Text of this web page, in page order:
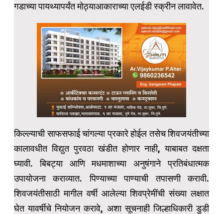
गडाच्या पायथ्यापर्यंत मोठ्याआकाराच्या एलईडी स्क्रीन लावावेत.
किल्ल्याची साफसफाई चांगल्या प्रकारे होईल तसेच शिवजयंतीच्या
कालावधीत विद्युत पुरवठा खंडीत होणार नाही, याबाबत दक्षता
घ्यावी. बिबट्या आणि मधमाशाच्या अनुषंगाने प्रतिबंधात्मक
उपायोजना कराव्यात. पिण्याच्या पाण्याची तपासणी करावी.
शिवजयंतीसाठी मागील वर्षी आलेल्या शिवप्रेमींची संख्या लक्षात
घेत यावर्षीचे नियोजन करावे, अशा सूचनाही जिल्हाधिकारी डुडी